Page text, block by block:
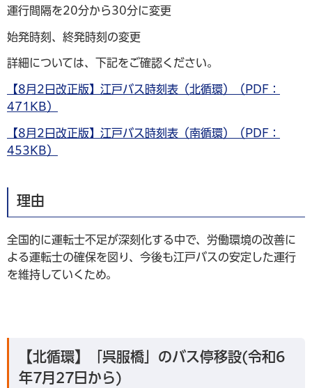
運行間隔を20分から30分に変更
始発時刻、終発時刻の変更
詳細については、下記をご確認ください。
【8月2日改正版】江戸バス時刻表（北循環）（PDF：
471KB）
【8月2日改正版】江戸バス時刻表（南循環）（PDF：
453KB）
理由
全国的に運転士不足が深刻化する中で、労働環境の改善に
よる運転士の確保を図り、今後も江戸バスの安定した運行
を維持していくため。
【北循環】「呉服橋」のバス停移設(令和6
年7月27日から)